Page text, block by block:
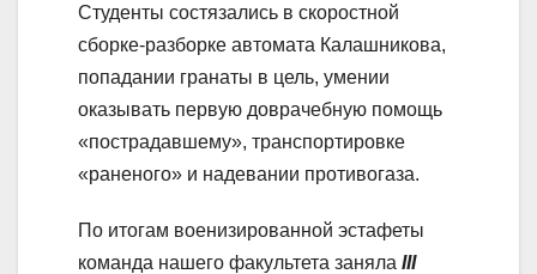
Студенты состязались в скоростной
сборке-разборке автомата Калашникова,
попадании гранаты в цель, умении
оказывать первую доврачебную помощь
«пострадавшему», транспортировке
«раненого» и надевании противогаза.
По итогам военизированной эстафеты
команда нашего факультета заняла III